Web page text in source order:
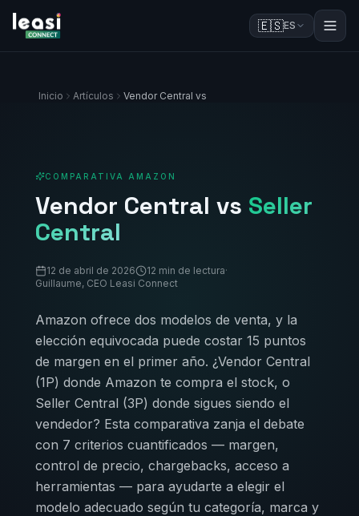
🇪🇸ES
Inicio Artículos Vendor Central vs
COMPARATIVA AMAZON
Vendor Central vs Seller
Central
12 de abril de 2026 12 min de lectura·
Guillaume, CEO Leasi Connect
Amazon ofrece dos modelos de venta, y la
elección equivocada puede costar 15 puntos
de margen en el primer año. ¿Vendor Central
(1P) donde Amazon te compra el stock, o
Seller Central (3P) donde sigues siendo el
vendedor? Esta comparativa zanja el debate
con 7 criterios cuantificados — margen,
control de precio, chargebacks, acceso a
herramientas — para ayudarte a elegir el
modelo adecuado según tu categoría, marca y